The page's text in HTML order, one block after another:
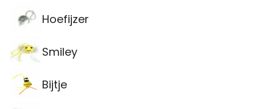
Hoefijzer
Smiley
Bijtje